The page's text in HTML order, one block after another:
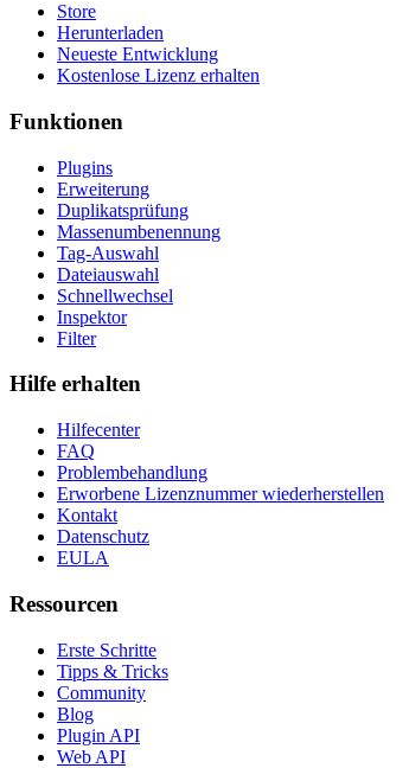
Store
Herunterladen
Neueste Entwicklung
Kostenlose Lizenz erhalten
Funktionen
Plugins
Erweiterung
Duplikatsprüfung
Massenumbenennung
Tag-Auswahl
Dateiauswahl
Schnellwechsel
Inspektor
Filter
Hilfe erhalten
Hilfecenter
FAQ
Problembehandlung
Erworbene Lizenznummer wiederherstellen
Kontakt
Datenschutz
EULA
Ressourcen
Erste Schritte
Tipps & Tricks
Community
Blog
Plugin API
Web API